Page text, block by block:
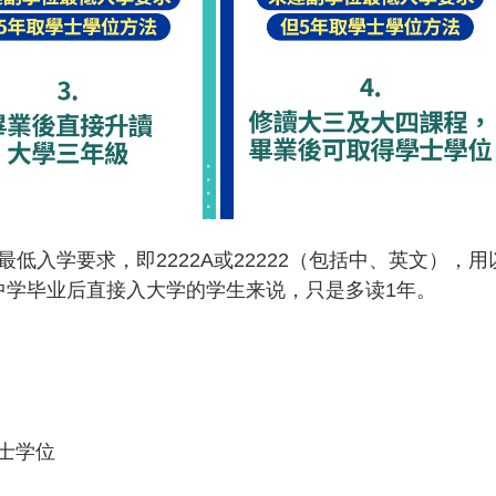
低入学要求，即2222A或22222（包括中、英文），用
毕业后直接入大学的学生来说，只是多读1年。
学位